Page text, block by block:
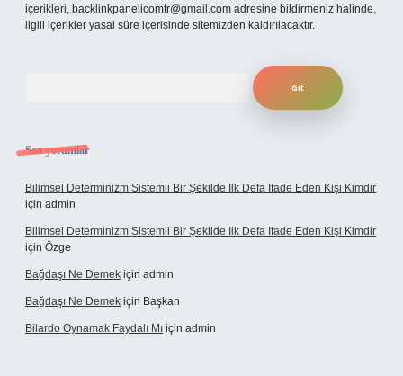
içerikleri, backlinkpanelicomtr@gmail.com adresine bildirmeniz halinde,
ilgili içerikler yasal süre içerisinde sitemizden kaldırılacaktır.
Son yorumlar
Bilimsel Determinizm Sistemli Bir Şekilde Ilk Defa Ifade Eden Kişi Kimdir
için admin
Bilimsel Determinizm Sistemli Bir Şekilde Ilk Defa Ifade Eden Kişi Kimdir
için Özge
Bağdaşı Ne Demek için admin
Bağdaşı Ne Demek için Başkan
Bilardo Oynamak Faydalı Mı için admin